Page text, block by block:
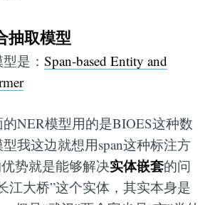
抽取模型
是： Span-based Entity and
NER模型用的是BIOES这种数
我这边就想用span这种标注方
势就是能够解决实体嵌套的问
江大桥”这个实体，其实本身是